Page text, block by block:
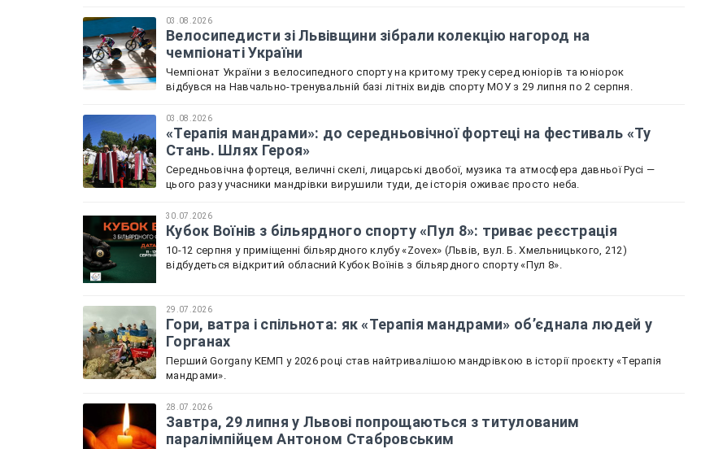
03.08.2026
Велосипедисти зі Львівщини зібрали колекцію нагород на
чемпіонаті України
Чемпіонат України з велосипедного спорту на критому треку серед юніорів та юніорок
відбувся на Навчально-тренувальній базі літніх видів спорту МОУ з 29 липня по 2 серпня.
03.08.2026
«Терапія мандрами»: до середньовічної фортеці на фестиваль «Ту
Стань. Шлях Героя»
Середньовічна фортеця, величні скелі, лицарські двобої, музика та атмосфера давньої Русі —
цього разу учасники мандрівки вирушили туди, де історія оживає просто неба.
30.07.2026
Кубок Воїнів з більярдного спорту «Пул 8»: триває реєстрація
10-12 серпня у приміщенні більярдного клубу «Zovex» (Львів, вул. Б. Хмельницького, 212)
відбудеться відкритий обласний Кубок Воїнів з більярдного спорту «Пул 8».
29.07.2026
Гори, ватра і спільнота: як «Терапія мандрами» об’єднала людей у
Горганах
Перший Gorgany КЕМП у 2026 році став найтривалішою мандрівкою в історії проєкту «Терапія
мандрами».
28.07.2026
Завтра, 29 липня у Львові попрощаються з титулованим
паралімпійцем Антоном Стабровським